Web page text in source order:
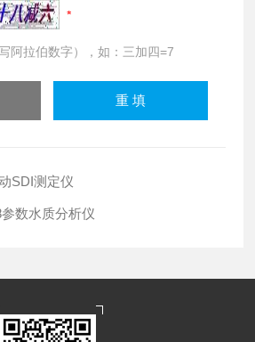
阿拉伯数字），如：三加四=7
SDI测定仪
数水质分析仪